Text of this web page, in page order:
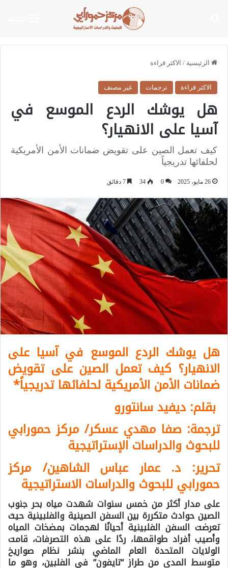
الرئيسية / الاكثر قراءة
الاكثر قراءة ترجمات غير مصنف
هل يوشك الردع الموسع في
آسيا على الانهيار؟
كيف تعمل الصين على تقويض ضمانات الأمن الأمريكية
لحلفائها تدريجياً
26 مايو، 2025 0
34
هل يوشك الردع الموسع في آسيا على
الانهيار؟ كيف تعمل الصين على تقويض
ضمانات الأمن الأمريكية لحلفائها تدريجياً*
بقلم: ديفيد سانتورو
ترجمة: صفا مهدي عسكر/ مركز حمورابي
للبحوث والدراسات الإستراتيجية
تحرير: د. عمار عباس الشاهين/ مركز
حمورابي للبحوث والدراسات الاستراتيجية
على مدار أكثر من خمس سنوات شهدت مياه بحر جنوب
الصين حوادث متكررة بين السفن الصينية والفلبينية حيث
تعرضت السفن الفلبينية أحيانًا لهجمات بمضخات المياه
وأصيب أفراد طواقمها، ردًا على هذه التصرفات، قامت
الولايات المتحدة العام الماضي بنشر نظام صواريخ
متوسط المدى من طراز “تايفون” في الفلبين، وهو ما